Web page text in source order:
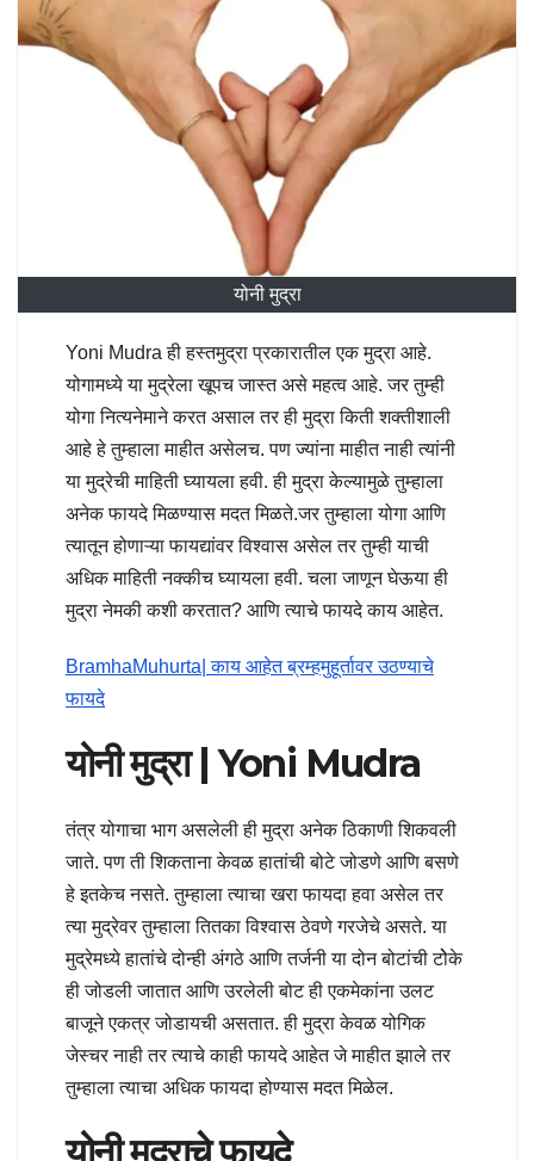
योनी मुद्रा
Yoni Mudra ही हस्तमुद्रा प्रकारातील एक मुद्रा आहे.
योगामध्ये या मुद्रेला खूपच जास्त असे महत्व आहे. जर तुम्ही
योगा नित्यनेमाने करत असाल तर ही मुद्रा किती शक्तीशाली
आहे हे तुम्हाला माहीत असेलच. पण ज्यांना माहीत नाही त्यांनी
या मुद्रेची माहिती घ्यायला हवी. ही मुद्रा केल्यामुळे तुम्हाला
अनेक फायदे मिळण्यास मदत मिळते.जर तुम्हाला योगा आणि
त्यातून होणाऱ्या फायद्यांवर विश्वास असेल तर तुम्ही याची
अधिक माहिती नक्कीच घ्यायला हवी. चला जाणून घेऊया ही
मुद्रा नेमकी कशी करतात? आणि त्याचे फायदे काय आहेत.
BramhaMuhurta| काय आहेत ब्रम्हमुहूर्तावर उठण्याचे
फायदे
योनी मुद्रा | Yoni Mudra
तंत्र योगाचा भाग असलेली ही मुद्रा अनेक ठिकाणी शिकवली
जाते. पण ती शिकताना केवळ हातांची बोटे जोडणे आणि बसणे
हे इतकेच नसते. तुम्हाला त्याचा खरा फायदा हवा असेल तर
त्या मुद्रेवर तुम्हाला तितका विश्वास ठेवणे गरजेचे असते. या
मुद्रेमध्ये हातांचे दोन्ही अंगठे आणि तर्जनी या दोन बोटांची टोेके
ही जोडली जातात आणि उरलेली बोट ही एकमेकांना उलट
बाजूने एकत्र जोडायची असतात. ही मुद्रा केवळ योगिक
जेस्चर नाही तर त्याचे काही फायदे आहेत जे माहीत झाले तर
तुम्हाला त्याचा अधिक फायदा होण्यास मदत मिळेल.